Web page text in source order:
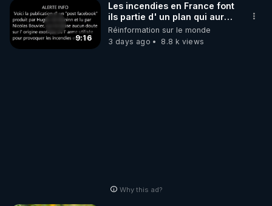
9:16
Les incendies en France font
ils partie d' un plan qui aurait
débuté le 11 septembre 2001
?
Réinformation sur le monde
3 days ago
8.8 k views
Why this ad?